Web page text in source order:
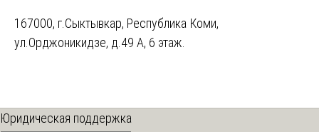
167000, г.Сыктывкар, Республика Коми,
ул.Орджоникидзе, д.49 А, 6 этаж.
Юридическая поддержка